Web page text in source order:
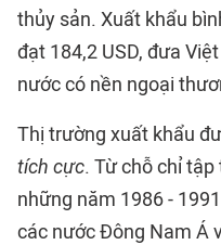
thủy sản. Xuất khẩu
đạt 184,2 USD, đưa
nước có nền ngoại
Thị trường xuất khẩu
tích cực. Từ chỗ chỉ
những năm 1986 -
các nước Đông Nam Á